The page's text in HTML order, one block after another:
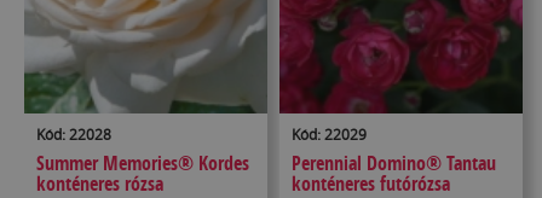
Kód: 22028
Summer Memories® Kordes
konténeres rózsa
Kód: 22029
Perennial Domino® Tantau
konténeres futórózsa